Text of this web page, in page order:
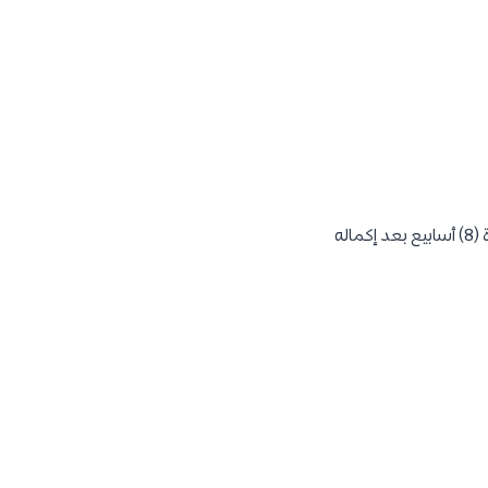
سيحصل الطالب بكلية الشرطة على دورة ميدانية في مراكز الشرطة بالمملكة المتحدة (بريطانيا) لمدة (8) أسابيع بعد إكماله